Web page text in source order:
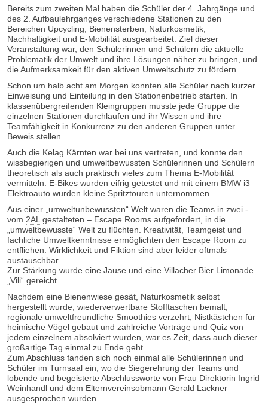
Bereits zum zweiten Mal haben die Schüler der 4. Jahrgänge und
des 2. Aufbaulehrganges verschiedene Stationen zu den
Bereichen Upcycling, Bienensterben, Naturkosmetik,
Nachhaltigkeit und E-Mobilität ausgearbeitet. Ziel dieser
Veranstaltung war, den Schülerinnen und Schülern die aktuelle
Problematik der Umwelt und ihre Lösungen näher zu bringen, und
die Aufmerksamkeit für den aktiven Umweltschutz zu fördern.
Schon um halb acht am Morgen konnten alle Schüler nach kurzer
Einweisung und Einteilung in den Stationenbetrieb starten. In
klassenübergreifenden Kleingruppen musste jede Gruppe die
einzelnen Stationen durchlaufen und ihr Wissen und ihre
Teamfähigkeit in Konkurrenz zu den anderen Gruppen unter
Beweis stellen.
Auch die Kelag Kärnten war bei uns vertreten, und konnte den
wissbegierigen und umweltbewussten Schülerinnen und Schülern
theoretisch als auch praktisch vieles zum Thema E-Mobilität
vermitteln. E-Bikes wurden eifrig getestet und mit einem BMW i3
Elektroauto wurden kleine Spritztouren unternommen.
Aus einer „umweltunbewussten“ Welt waren die Teams in zwei -
vom 2AL gestalteten – Escape Rooms aufgefordert, in die
„umweltbewusste“ Welt zu flüchten. Kreativität, Teamgeist und
fachliche Umweltkenntnisse ermöglichten den Escape Room zu
entfliehen. Wirklichkeit und Fiktion sind aber leider oftmals
austauschbar.
Zur Stärkung wurde eine Jause und eine Villacher Bier Limonade
„Vili“ gereicht.
Nachdem eine Bienenwiese gesät, Naturkosmetik selbst
hergestellt wurde, wiederverwertbare Stofftaschen bemalt,
regionale umweltfreundliche Smoothies verzehrt, Nistkästchen für
heimische Vögel gebaut und zahlreiche Vorträge und Quiz von
jedem einzelnem absolviert wurden, war es Zeit, dass auch dieser
großartige Tag einmal zu Ende geht.
Zum Abschluss fanden sich noch einmal alle Schülerinnen und
Schüler im Turnsaal ein, wo die Siegerehrung der Teams und
lobende und begeisterte Abschlussworte von Frau Direktorin Ingrid
Weinhandl und dem Elternvereinsobmann Gerald Lackner
ausgesprochen wurden.